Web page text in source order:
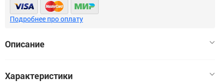
Подробнее про оплату
Описание
обладает великолепной клеящей способностью. .
Характеристики